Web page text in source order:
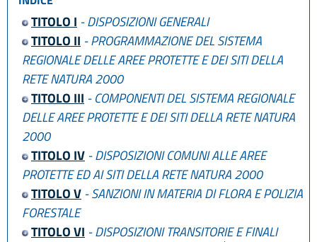
TITOLO I - DISPOSIZIONI GENERALI
TITOLO II - PROGRAMMAZIONE DEL SISTEMA
REGIONALE DELLE AREE PROTETTE E DEI SITI DELLA
RETE NATURA 2000
TITOLO III - COMPONENTI DEL SISTEMA REGIONALE
DELLE AREE PROTETTE E DEI SITI DELLA RETE NATURA
2000
TITOLO IV- DISPOSIZIONI COMUNI ALLE AREE
PROTETTE ED AI SITI DELLA RETE NATURA 2000
TITOLO V- SANZIONI IN MATERIA DI FLORA E POLIZIA
FORESTALE
TITOLO VI - DISPOSIZIONI TRANSITORIE E FINALI